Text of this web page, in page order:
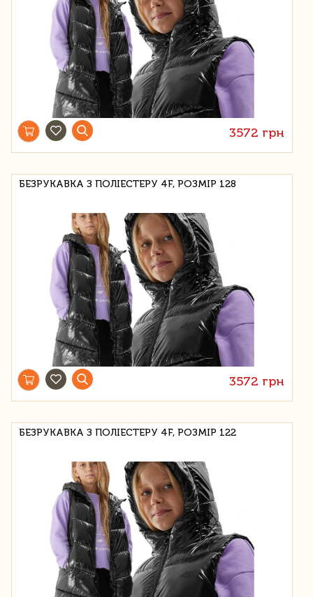
3572 грн
БЕЗРУКАВКА З ПОЛІЕСТЕРУ 4F, РОЗМІР 128
3572 грн
БЕЗРУКАВКА З ПОЛІЕСТЕРУ 4F, РОЗМІР 122